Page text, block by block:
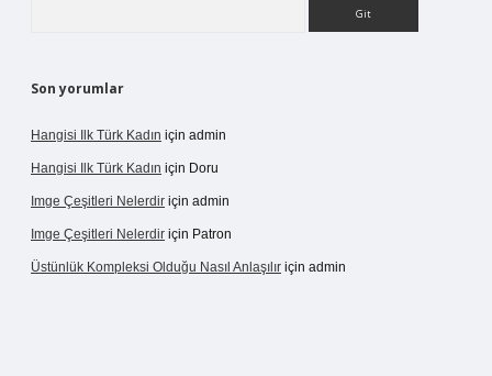
Son yorumlar
Hangisi Ilk Türk Kadın için admin
Hangisi Ilk Türk Kadın için Doru
Imge Çeşitleri Nelerdir için admin
Imge Çeşitleri Nelerdir için Patron
Üstünlük Kompleksi Olduğu Nasıl Anlaşılır için admin